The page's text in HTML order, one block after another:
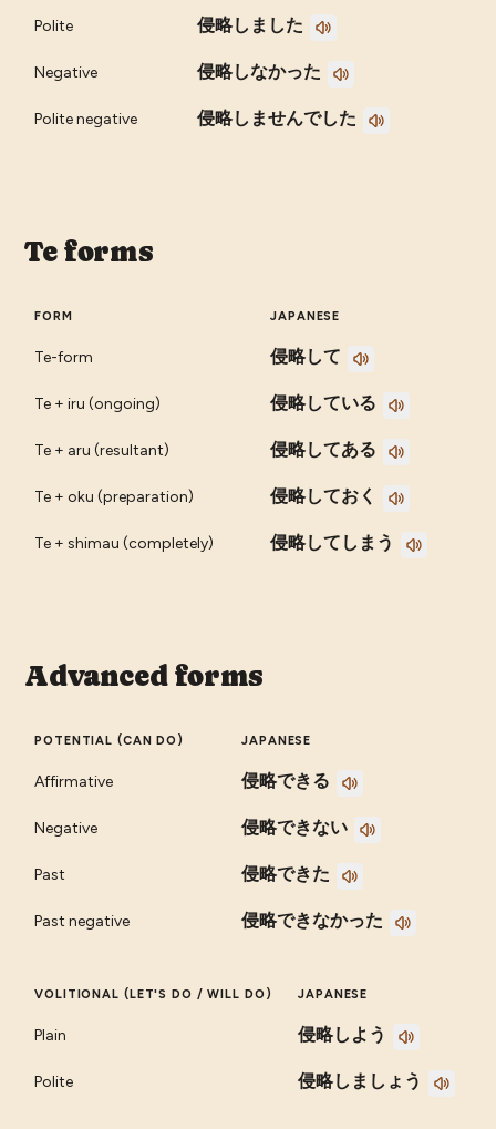
Polite 侵略しました
Negative 侵略しなかった
Polite negative 侵略しませんでした
Te forms
FORM JAPANESE
Te-form 侵略して
Te + iru (ongoing) 侵略している
Te + aru (resultant) 侵略してある
Te + oku (preparation) 侵略しておく
Te + shimau (completely) 侵略してしまう
Advanced forms
POTENTIAL (CAN DO) JAPANESE
Affirmative 侵略できる
Negative 侵略できない
Past 侵略できた
Past negative 侵略できなかった
VOLITIONAL (LET'S DO / WILL DO) JAPANESE
Plain 侵略しよう
Polite 侵略しましょう